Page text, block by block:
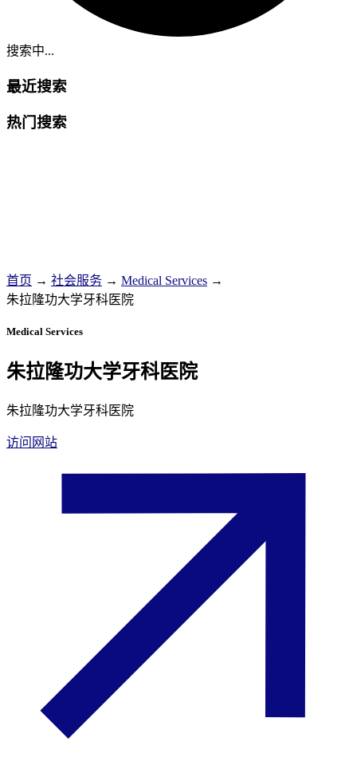
搜索中...
最近搜索
热门搜索
首页 → 社会服务 → Medical Services →
朱拉隆功大学牙科医院
Medical Services
朱拉隆功大学牙科医院
朱拉隆功大学牙科医院
访问网站